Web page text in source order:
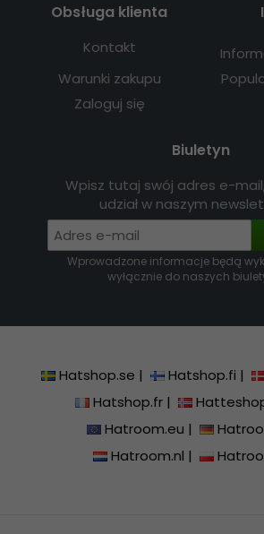
Obsługa klienta
Kontakt
Warunki zakupu
Zaloguj się
Biuletyn
Wpisz tutaj swój adres e-
udział w naszym
Wprowadzone informacje będą
wyłącznie do naszych
Hatshop.se | Hatshop.fi |
Hatshop.fr|
Hatroom.eu |
Hatroom.nl |